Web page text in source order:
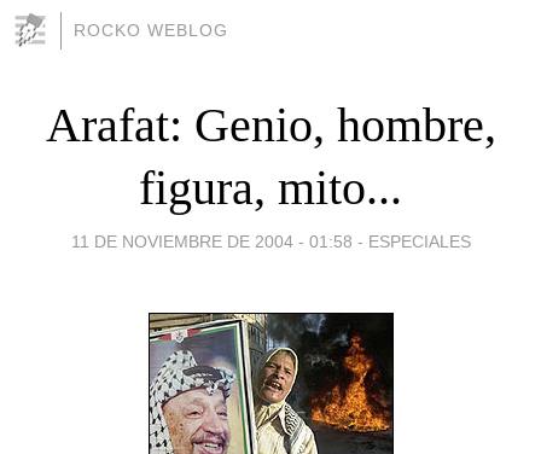
ROCKO WEBLOG
Arafat: Genio, hombre,
figura, mito...
11 DE NOVIEMBRE DE 2004 - 01:58 - ESPECIALES